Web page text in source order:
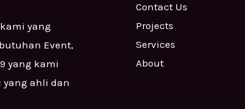
yang
Event,
yang kami
yang ahli dan
Contact Us
Projects
Services
About